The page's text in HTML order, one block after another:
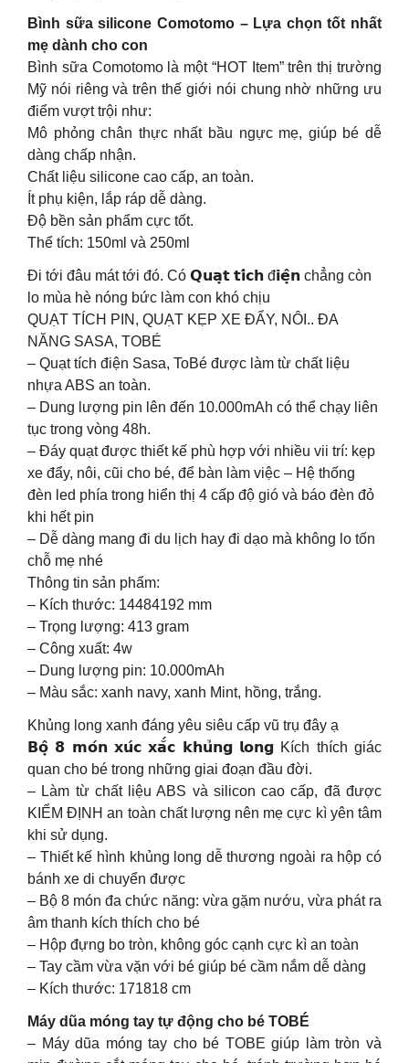
Bình sữa silicone Comotomo – Lựa chọn tốt nhất
mẹ dành cho con
Bình sữa Comotomo là một “HOT Item” trên thị trường
Mỹ nói riêng và trên thế giới nói chung nhờ những ưu
điểm vượt trội như:
Mô phỏng chân thực nhất bầu ngực mẹ, giúp bé dễ
dàng chấp nhận.
Chất liệu silicone cao cấp, an toàn.
Ít phụ kiện, lắp ráp dễ dàng.
Độ bền sản phẩm cực tốt.
Thể tích: 150ml và 250ml
Đi tới đâu mát tới đó. Có 𝗤𝘂𝗮̣𝘁 𝘁𝗶́𝗰𝗵 đ𝗶𝗲̣̂𝗻 chẳng còn
lo mùa hè nóng bức làm con khó chịu
QUẠT TÍCH PIN, QUẠT KẸP XE ĐẨY, NÔI.. ĐA
NĂNG SASA, TOBÉ
– Quạt tích điện Sasa, ToBé được làm từ chất liệu
nhựa ABS an toàn.
– Dung lượng pin lên đến 10.000mAh có thể chạy liên
tục trong vòng 48h.
– Đáy quạt được thiết kế phù hợp với nhiều vii trí: kẹp
xe đẩy, nôi, cũi cho bé, để bàn làm việc – Hệ thống
đèn led phía trong hiển thị 4 cấp độ gió và báo đèn đỏ
khi hết pin
– Dễ dàng mang đi du lịch hay đi dạo mà không lo tốn
chỗ mẹ nhé
Thông tin sản phẩm:
– Kích thước: 14484192 mm
– Trọng lượng: 413 gram
– Công xuất: 4w
– Dung lượng pin: 10.000mAh
– Màu sắc: xanh navy, xanh Mint, hồng, trắng.
Khủng long xanh đáng yêu siêu cấp vũ trụ đây ạ
𝗕𝗼̣̂ 𝟴 𝗺𝗼́𝗻 𝘅𝘂́𝗰 𝘅𝗮̆́𝗰 𝗸𝗵𝘂̉𝗻𝗴 𝗹𝗼𝗻𝗴 Kích thích giác
quan cho bé trong những giai đoạn đầu đời.
– Làm từ chất liệu ABS và silicon cao cấp, đã được
KIỂM ĐỊNH an toàn chất lượng nên mẹ cực kì yên tâm
khi sử dụng.
– Thiết kế hình khủng long dễ thương ngoài ra hộp có
bánh xe di chuyển được
– Bộ 8 món đa chức năng: vừa gặm nướu, vừa phát ra
âm thanh kích thích cho bé
– Hộp đựng bo tròn, không góc cạnh cực kì an toàn
– Tay cầm vừa vặn với bé giúp bé cầm nắm dễ dàng
– Kích thước: 171818 cm
Máy dũa móng tay tự động cho bé TOBÉ
– Máy dũa móng tay cho bé TOBE giúp làm tròn và